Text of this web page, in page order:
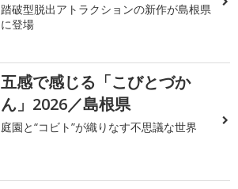
踏破型脱出アトラクションの新作が島根県
に登場
五感で感じる「こびとづか
ん」2026／島根県
庭園と“コビト”が織りなす不思議な世界